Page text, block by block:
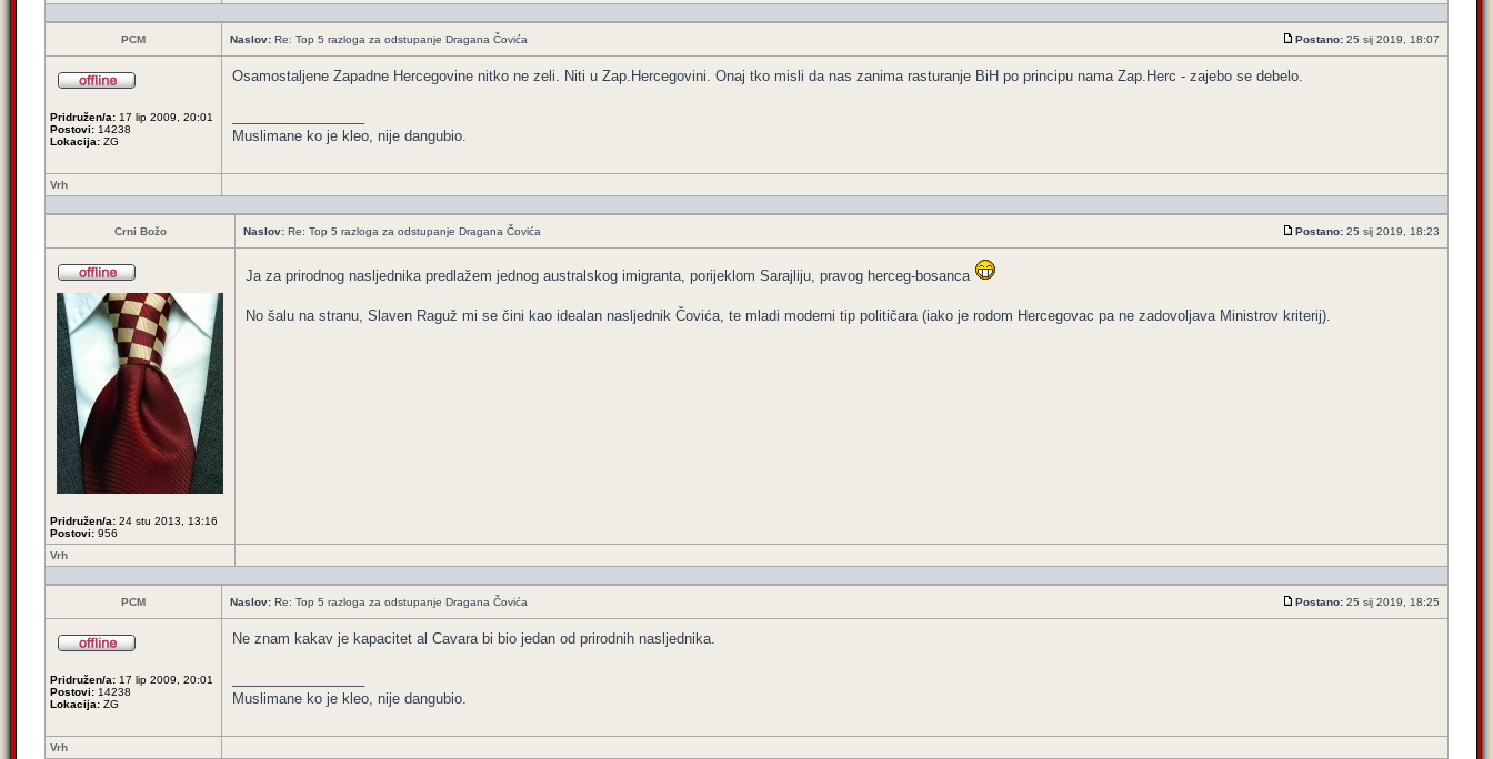
PCM Naslov: Re: Top 5 razloga za odstupanje Dragana Čovića Postano: 25 sij 2019, 18:07
Pridružen/a: 17 lip 2009, 20:01
Postovi: 14238
Lokacija: ZG
Osamostaljene Zapadne Hercegovine nitko ne zeli. Niti u Zap.Hercegovini. Onaj tko misli da nas zanima rasturanje BiH po principu nama Zap.Herc - zajebo se debelo.
Muslimane ko je kleo, nije dangubio.
Vrh
Crni Božo Naslov: Re: Top 5 razloga za odstupanje Dragana Čovića Postano: 25 sij 2019, 18:23
Pridružen/a: 24 stu 2013, 13:16
Postovi: 956
Ja za prirodnog nasljednika predlažem jednog australskog imigranta, porijeklom Sarajliju, pravog herceg-bosanca
No šalu na stranu, Slaven Raguž mi se čini kao idealan nasljednik Čovića, te mladi moderni tip političara (iako je rodom Hercegovac pa ne zadovoljava Ministrov kriterij).
Vrh
PCM Naslov: Re: Top 5 razloga za odstupanje Dragana Čovića Postano: 25 sij 2019, 18:25
Pridružen/a: 17 lip 2009, 20:01
Postovi: 14238
Lokacija: ZG
Ne znam kakav je kapacitet al Cavara bi bio jedan od prirodnih nasljednika.
Muslimane ko je kleo, nije dangubio.
Vrh